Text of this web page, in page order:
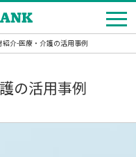
紹介-医療・介護の活用事例
の活用事例